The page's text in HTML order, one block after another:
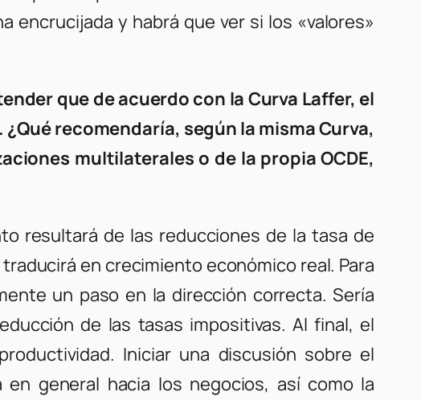
y habrá que ver si los «valores»
que de acuerdo con la Curva Laffer, el
recomendaría, según la misma Curva,
multilaterales o de la propia OCDE,
resultará de las reducciones de la tasa de
en crecimiento económico real. Para
un paso en la dirección correcta. Sería
de las tasas impositivas. Al final, el
Iniciar una discusión sobre el
general hacia los negocios, así como la